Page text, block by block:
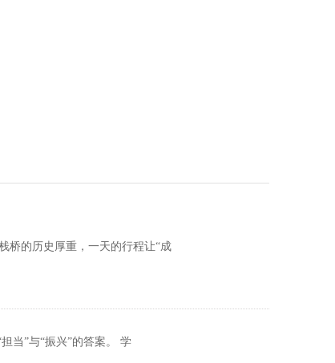
桥的历史厚重，一天的行程让“成
当”与“振兴”的答案。 学